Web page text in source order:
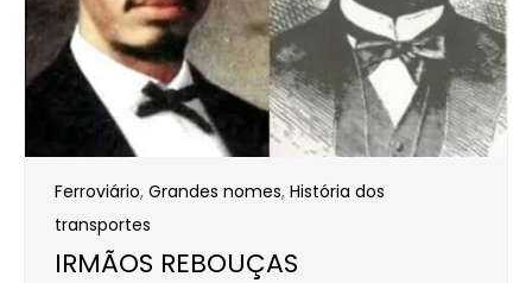
Ferroviário, Grandes nomes, História dos
transportes
IRMÃOS REBOUÇAS